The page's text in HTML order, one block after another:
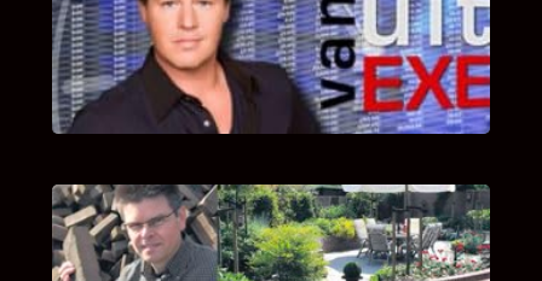
Bekijk hier de fragmenten van de deelname
van Bricks and Stones aan dit programma.
INTERVIEW MET HANS BOEREMA
Hoe Bricks and Stones ontstaan is en wat